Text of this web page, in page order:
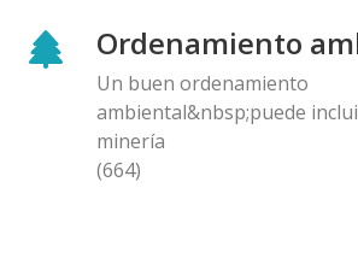
Ordenamiento
Un buen ordenamiento
ambiental&nbsp;puede
minería
(664)